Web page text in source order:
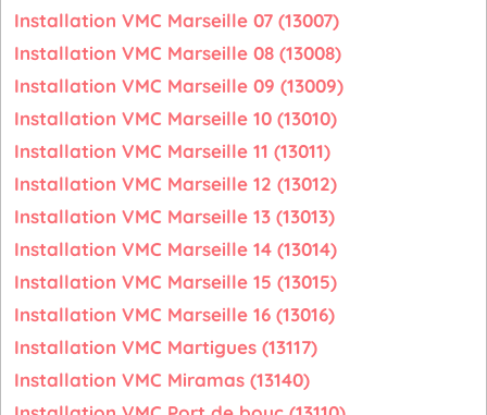
Installation VMC Marseille 07 (13007)
Installation VMC Marseille 08 (13008)
Installation VMC Marseille 09 (13009)
Installation VMC Marseille 10 (13010)
Installation VMC Marseille 11 (13011)
Installation VMC Marseille 12 (13012)
Installation VMC Marseille 13 (13013)
Installation VMC Marseille 14 (13014)
Installation VMC Marseille 15 (13015)
Installation VMC Marseille 16 (13016)
Installation VMC Martigues (13117)
Installation VMC Miramas (13140)